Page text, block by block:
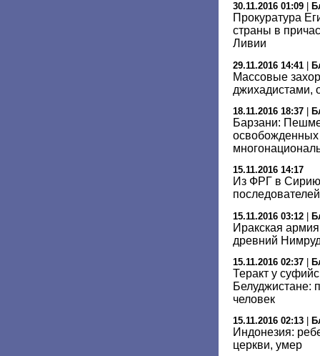
30.11.2016 01:09
Прокуратура
страны в
Ливии
29.11.2016 14:41 |
Массовые
джихадистами,
18.11.2016 18:37
Барзани:
освобожденных
15.11.2016 14:17
Из ФРГ в Сирию
15.11.2016 03:12 |
Иракская
древний
15.11.2016 02:37
Теракт у
Белуджистане:
человек
15.11.2016 02:13
Индонезия:
церкви, умер